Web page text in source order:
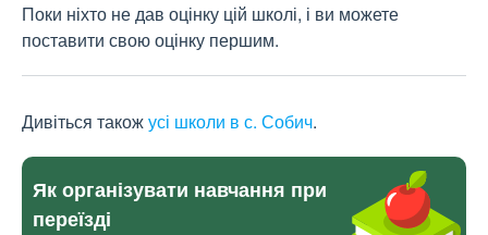
Поки ніхто не дав оцінку цій школі, і ви можете
поставити свою оцінку першим.
Дивіться такожусі школи в с. Собич.
Як організувати навчання при
переїзді